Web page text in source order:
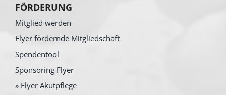
FÖRDERUNG
Mitglied werden
Flyer fördernde Mitgliedschaft
Spendentool
Sponsoring Flyer
» Flyer Akutpflege